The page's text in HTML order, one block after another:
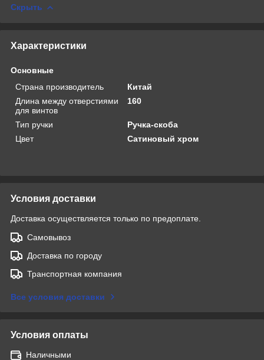
Скрыть
Характеристики
Основные
Страна производитель
Китай
Длина между отверстиями
для винтов
160
Тип ручки
Ручка-скоба
Цвет
Сатиновый хром
Условия доставки
Доставка осуществляется только по предоплате.
Самовывоз
Доставка по городу
Транспортная компания
Все условия доставки
Условия оплаты
Наличными